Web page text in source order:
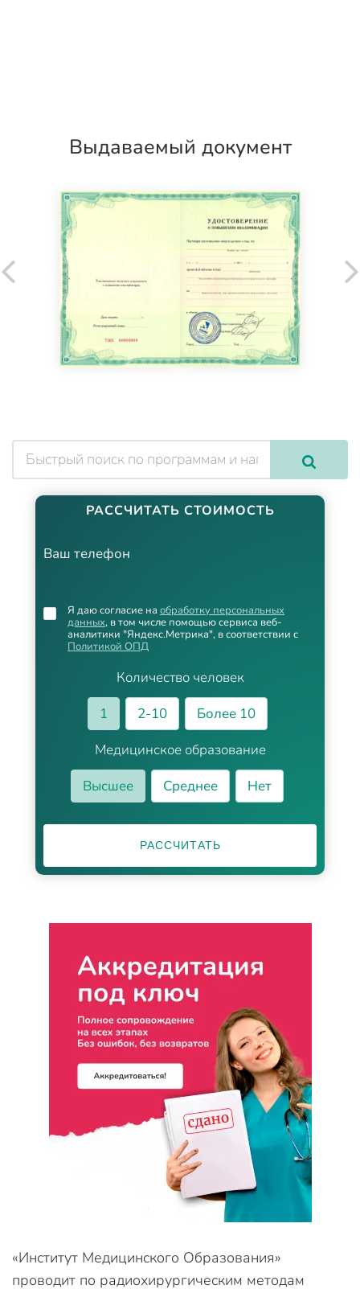
Выдаваемый документ
РАССЧИТАТЬ СТОИМОСТЬ
Ваш телефон
Количество человек
1
2-10
Более 10
Медицинское образование
Высшее
Среднее Нет
Я даю согласие на обработку персональных
данных, в том числе помощью сервиса веб-
аналитики "Яндекс.Метрика", в соответствии с
Политикой ОПД
РАССЧИТАТЬ
«Институт Медицинского Образования»
проводит по радиохирургическим методам